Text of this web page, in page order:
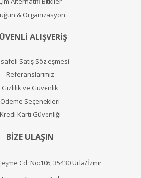
& Organizasyon
ALIŞVERİŞ
Satış Sözleşmesi
Referanslarımız
Gizlilik ve Güvenlik
Ödeme Seçenekleri
Kredi Kartı Güvenliği
BİZE ULAŞIN
Cd. No:106, 35430 Urla/İzmir